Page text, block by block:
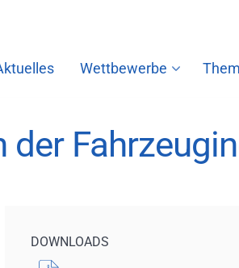
Wettbewerbe
DOWNLOADS